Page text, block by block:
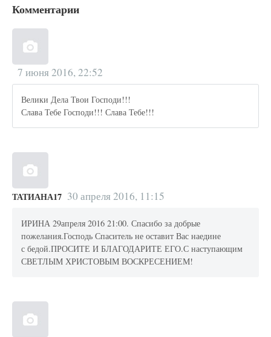
Комментарии
7 июня 2016, 22:52
Велики Дела Твои Господи!!!
Слава Тебе Господи!!! Слава Тебе!!!
ТАТИАНА17 30 апреля 2016, 11:15
ИРИНА 29апреля 2016 21:00. Спасибо за добрые
пожелания.Господь Спаситель не оставит Вас наедине
с бедой.ПРОСИТЕ И БЛАГОДАРИТЕ ЕГО.С наступающим
СВЕТЛЫМ ХРИСТОВЫМ ВОСКРЕСЕНИЕМ!